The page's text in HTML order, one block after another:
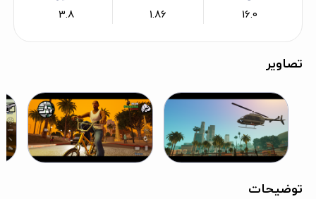
16.0
1.86
3.8
تصاویر
توضیحات